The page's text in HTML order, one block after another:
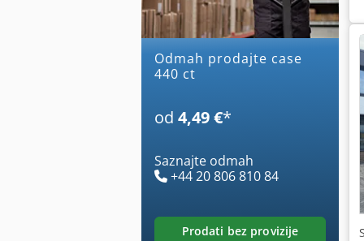
Odmah prodajte case
440 ct
od 4,49 €*
Saznajte odmah
+44 20 806 810 84
prodati bez provizije